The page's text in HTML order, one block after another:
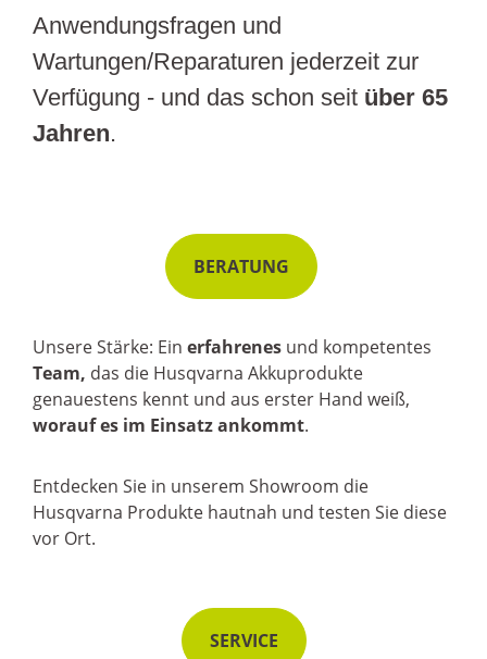
Anwendungsfragen und
Wartungen/Reparaturen jederzeit zur
Verfügung - und das schon seit über 65
Jahren.
BERATUNG
Unsere Stärke: Ein erfahrenes und kompetentes
Team, das die Husqvarna Akkuprodukte
genauestens kennt und aus erster Hand weiß,
worauf es im Einsatz ankommt.
Entdecken Sie in unserem Showroom die
Husqvarna Produkte hautnah und testen Sie diese
vor Ort.
SERVICE